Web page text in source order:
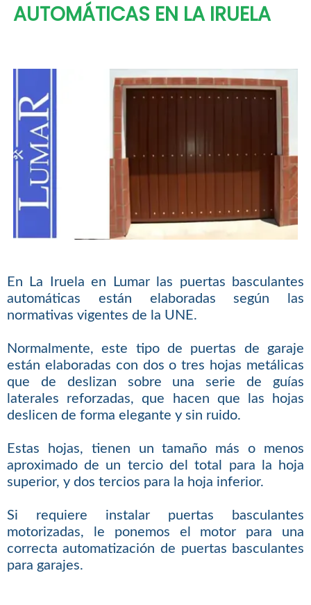
AUTOMÁTICAS EN LA IRUELA
En La Iruela en Lumar las puertas basculantes
automáticas están elaboradas según las
normativas vigentes de la UNE.
Normalmente, este tipo de puertas de garaje
están elaboradas con dos o tres hojas metálicas
que de deslizan sobre una serie de guías
laterales reforzadas, que hacen que las hojas
deslicen de forma elegante y sin ruido.
Estas hojas, tienen un tamaño más o menos
aproximado de un tercio del total para la hoja
superior, y dos tercios para la hoja inferior.
Si requiere instalar puertas basculantes
motorizadas, le ponemos el motor para una
correcta automatización de puertas basculantes
para garajes.